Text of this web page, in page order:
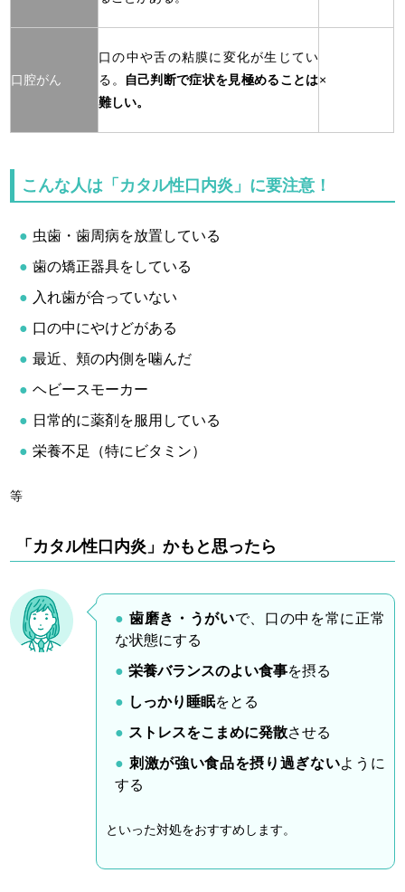
口腔がん
口の中や舌の粘膜に変化が生じてい
る。
自己判断で症状を見極めることは
難しい。
×
こんな人は「カタル性口内炎」に要注意！
虫歯・歯周病を放置している
歯の矯正器具をしている
入れ歯が合っていない
口の中にやけどがある
最近、頬の内側を噛んだ
ヘビースモーカー
日常的に薬剤を服用している
栄養不足（特にビタミン）
等
「カタル性口内炎」かもと思ったら
歯磨き・うがいで、口の中を常に正常
な状態にする
栄養バランスのよい食事を摂る
しっかり睡眠をとる
ストレスをこまめに発散させる
刺激が強い食品を摂り過ぎないように
する
といった対処をおすすめします。